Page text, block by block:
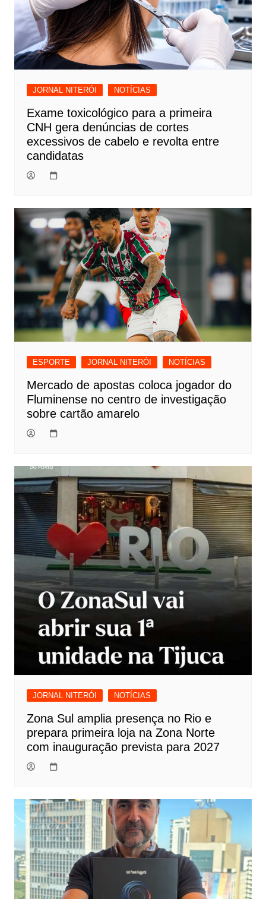
JORNAL NITERÓI NOTÍCIAS
Exame toxicológico para a primeira
CNH gera denúncias de cortes
excessivos de cabelo e revolta entre
candidatas
ESPORTE JORNAL NITERÓI NOTÍCIAS
Mercado de apostas coloca jogador do
Fluminense no centro de investigação
sobre cartão amarelo
JORNAL NITERÓI NOTÍCIAS
Zona Sul amplia presença no Rio e
prepara primeira loja na Zona Norte
com inauguração prevista para 2027